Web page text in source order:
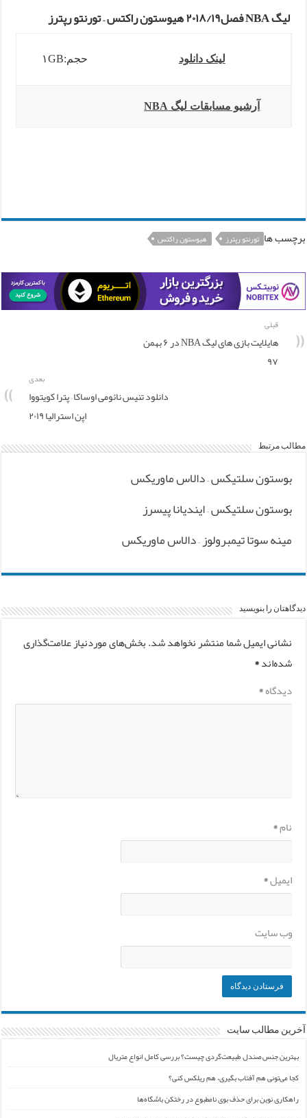
لیگ NBA فصل۲۰۱۸/۱۹ هیوستون راکتس – تورنتو رپترز
لینک دانلود حجم:۱GB
آرشیو مسابقات لیگ NBA
برچسب ها تورنتو رپترز هیوستون راکتس
قبلی
هایلایت بازی های لیگ NBA در ۶ بهمن
۹۷
بعدی
دانلود تنیس نائومی اوساکا – پترا کویتووا
اپن استرالیا ۲۰۱۹
مطالب مرتبط
بوستون سلتیکس – دالاس ماوریکس
بوستون سلتیکس – ایندیانا پیسرز
مینه سوتا تیمبرولوز – دالاس ماوریکس
دیدگاهتان را بنویسید
نشانی ایمیل شما منتشر نخواهد شد.بخش‌های موردنیاز علامت‌گذاری
شده‌اند*
دیدگاه*
نام*
ایمیل*
وب‌ سایت
آخرین مطالب سایت
بهترین جنس صندل طبیعت‌گردی چیست؟ بررسی کامل انواع متریال
کجا می‌تونی هم آفتاب بگیری، هم ریلکس کنی؟
راهکاری نوین برای حذف بوی نامطبوع در رختکن باشگاه‌ها